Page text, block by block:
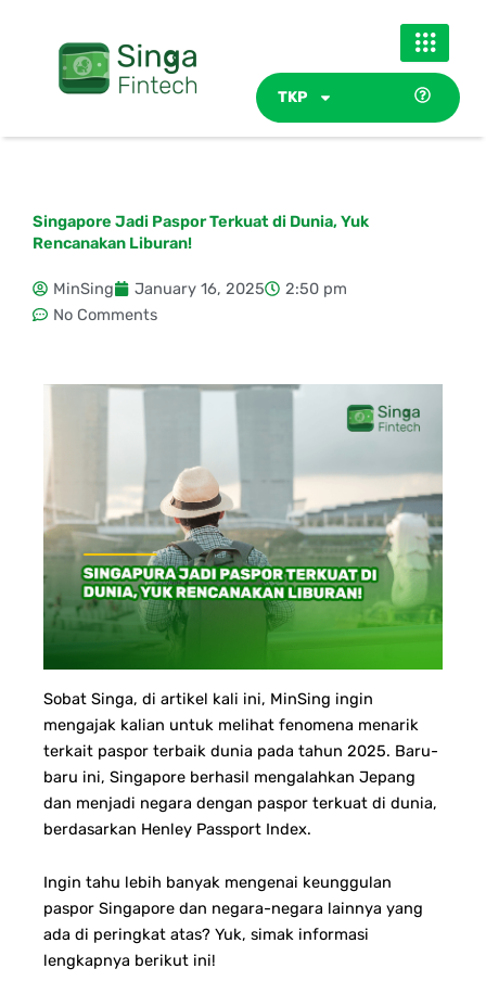
TKP
Singapore Jadi Paspor Terkuat di Dunia, Yuk
Rencanakan Liburan!
MinSing January 16, 2025
2:50 pm
No Comments
Sobat Singa, di artikel kali ini, MinSing ingin
mengajak kalian untuk melihat fenomena menarik
terkait paspor terbaik dunia pada tahun 2025. Baru-
baru ini, Singapore berhasil mengalahkan Jepang
dan menjadi negara dengan paspor terkuat di dunia,
berdasarkan Henley Passport Index.
Ingin tahu lebih banyak mengenai keunggulan
paspor Singapore dan negara-negara lainnya yang
ada di peringkat atas? Yuk, simak informasi
lengkapnya berikut ini!